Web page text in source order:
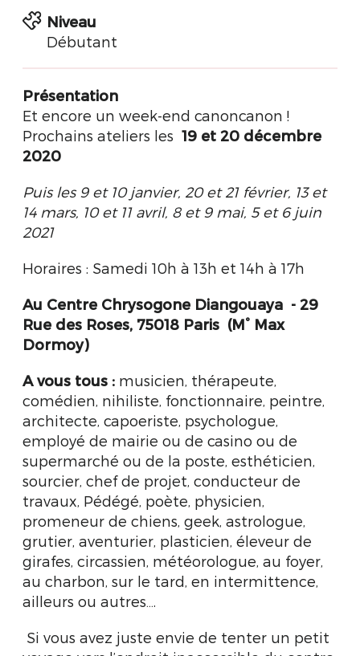
Niveau
Débutant
Présentation
Et encore un week-end canoncanon !
Prochains ateliers les 19 et 20 décembre
2020
Puis les 9 et 10 janvier, 20 et 21 février, 13 et
14 mars, 10 et 11 avril, 8 et 9 mai, 5 et 6 juin
2021
Horaires : Samedi 10h à 13h et 14h à 17h
Au Centre Chrysogone Diangouaya - 29
Rue des Roses, 75018 Paris (M° Max
Dormoy)
A vous tous : musicien, thérapeute,
comédien, nihiliste, fonctionnaire, peintre,
architecte, capoeriste, psychologue,
employé de mairie ou de casino ou de
supermarché ou de la poste, esthéticien,
sourcier, chef de projet, conducteur de
travaux, Pédégé, poète, physicien,
promeneur de chiens, geek, astrologue,
grutier, aventurier, plasticien, éleveur de
girafes, circassien, météorologue, au foyer,
au charbon, sur le tard, en intermittence,
ailleurs ou autres….
Si vous avez juste envie de tenter un petit